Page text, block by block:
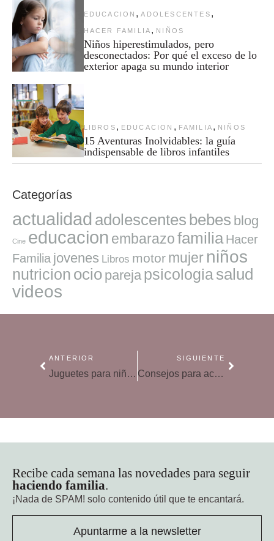
EDUCACION , ADOLESCENTES ,
HACER FAMILIA , NIÑOS
Niños hiperestimulados, pero
desconectados: Por qué el exceso de lo
exterior apaga su mundo interior
LIBROS , EDUCACION , FAMILIA , NIÑOS
15 Aventuras Inolvidables: la guía
indispensable de libros infantiles
Categorías
actualidad adolescentes bebes blog
Cine educacion embarazofamilia Hacer
Familia jovenes Libros motor mujer niños
nutricion ocio pareja psicologia salud
videos
ANTERIOR
Juguetes para niños con autismo
SIGUIENTE
Consejos para acertar con los regalos este año
Recibe cada semana las novedades para seguir
haciendo familia
¡Nada de SPAM! solo contenido útil que te encantará.
Apuntarme a la newsletter